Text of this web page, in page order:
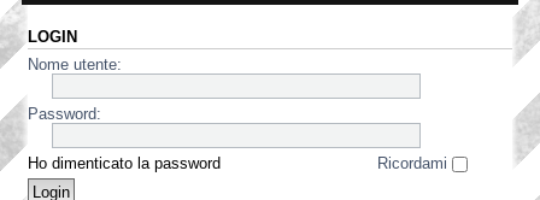
LOGIN
Nome utente:
Password:
Ho dimenticato la password Ricordami